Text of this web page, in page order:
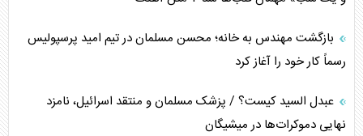
برنامه هفتم توسعه در نقطه کور سیاستگذاری
کنوانسیون دریای خزر در راستای منافع ملی است؟
اوکراین بازوی مخرب آمریکا در غرب آسیا
بازگشت مهندس به خانه؛ محسن مسلمان در تیم امید پرسپولیس
رسماً کار خود را آغاز کرد
عبدل السید کیست؟ / پزشک مسلمان و منتقد اسرائیل، نامزد
نهایی دموکرات‌ها در میشیگان